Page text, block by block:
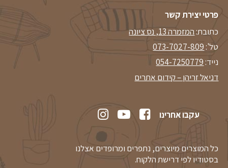
פרטי יצירת קשר
כתובת:המזמרה 13, נס ציונה
טל':073-7027-809
נייד: 054-7250779
דניאל זריהן – קידום אתרים
עקבו אחרינו
כל המוצרים מיוצרים, נתפרים ומרופדים אצלנו
בסטודיו לפי דרישת הלקוח.